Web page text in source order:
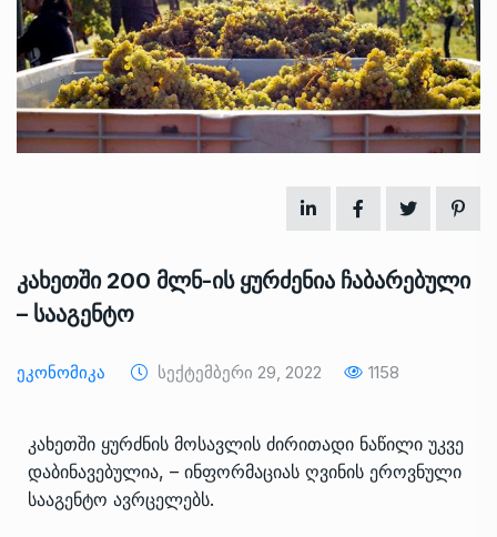
კახეთში 200 მლნ-ის ყურძენია ჩაბარებული
– სააგენტო
Ეკონომიკა Სექტემბერი 29, 2022 1158
კახეთში ყურძნის მოსავლის ძირითადი ნაწილი უკვე
დაბინავებულია, – ინფორმაციას ღვინის ეროვნული
სააგენტო ავრცელებს.